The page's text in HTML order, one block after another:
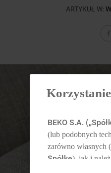
ARTYKUŁ W:
BEKO S.A.
(lub podobnych
zarówno własnych
Spółkę), jak i